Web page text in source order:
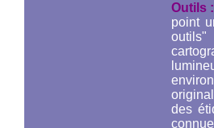
Outils :
point
des